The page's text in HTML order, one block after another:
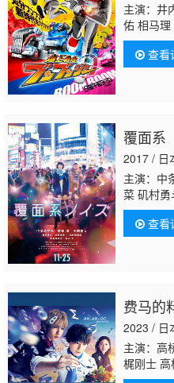
主演：井
佑 相马
星堇 神谷
树 森久
美 矶部勉
查看
覆面系
2017 / 日
主演：中
菜 矶村
查看
费马的
2023 / 日
主演：高
梶刚士 高